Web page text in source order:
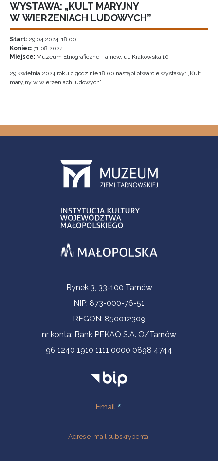
WYSTAWA: „KULT MARYJNY
W WIERZENIACH LUDOWYCH”
Start: 29.04.2024, 18:00
Koniec: 31.08.2024
Miejsce: Muzeum Etnograficzne, Tarnów, ul. Krakowska 10
29 kwietnia 2024 roku o godzinie 18:00 nastąpi otwarcie wystawy: „Kult
maryjny w wierzeniach ludowych”.
Informacje kontaktoweRynek 3, 33-100 Tarnów
NIP: 873-000-76-51
REGON: 850012309
nr konta: Bank PEKAO S.A. O/Tarnów
96 1240 1910 1111 0000 0898 4744
Email
Adres e-mail subskrybenta.